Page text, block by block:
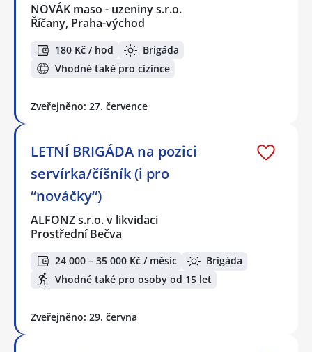
NOVÁK maso - uzeniny s.r.o.
Říčany, Praha-východ
180 Kč / hod
Brigáda
Vhodné také pro cizince
Zveřejněno: 27. července
LETNÍ BRIGÁDA na pozici
servírka/číšník (i pro
“nováčky“)
ALFONZ s.r.o. v likvidaci
Prostřední Bečva
24 000 – 35 000 Kč / měsíc
Brigáda
Vhodné také pro osoby od 15 let
Zveřejněno: 29. června